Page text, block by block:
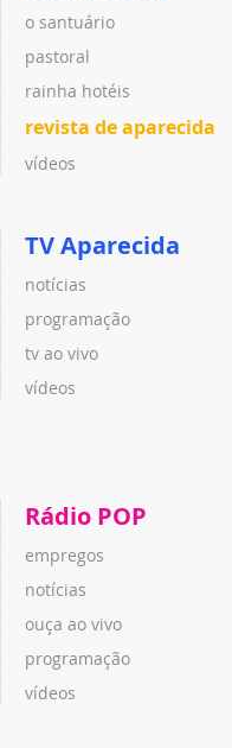
o santuário
pastoral
rainha hotéis
revista de aparecida
vídeos
TV Aparecida
notícias
programação
tv ao vivo
vídeos
Rádio POP
empregos
notícias
ouça ao vivo
programação
vídeos